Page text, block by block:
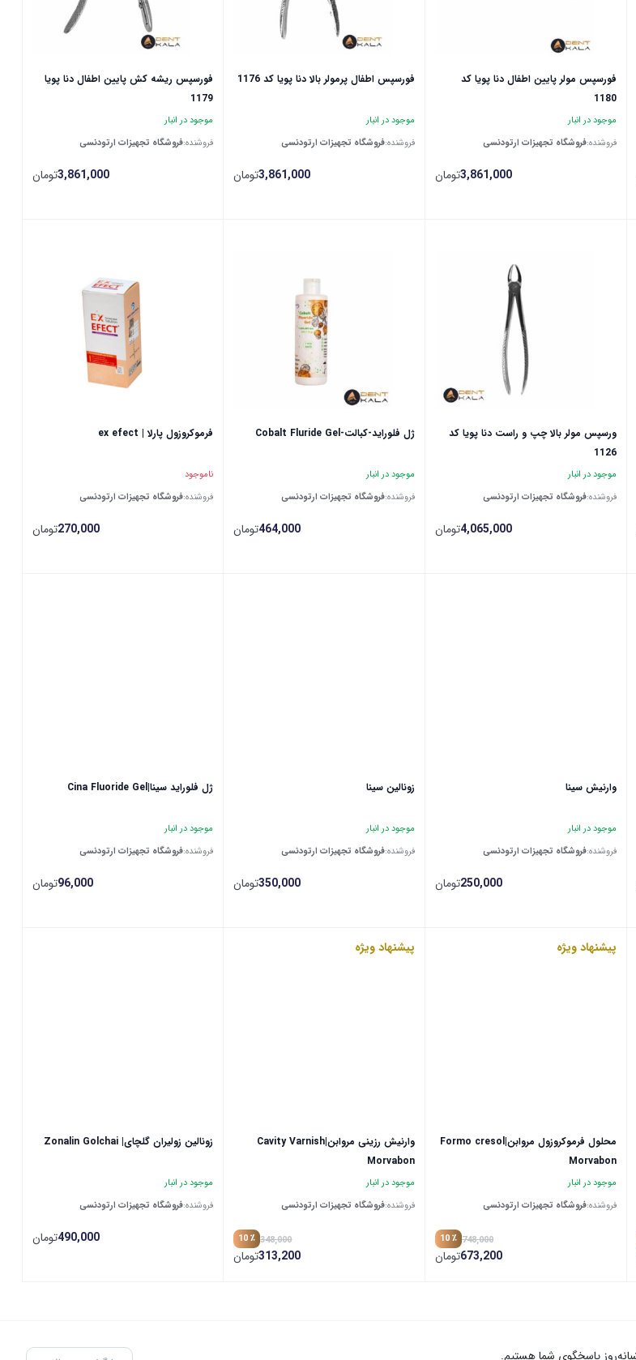
فورسپس‌ مولر پایین اطفال‌ دنا پویا کد
1180
موجود در انبار
فروشنده:فروشگاه تجهیزات ارتودنسی
3,861,000تومان
فورسپس اطفال ‌پرمولر بالا ‌دنا پویا کد 1176
موجود در انبار
فروشنده:فروشگاه تجهیزات ارتودنسی
3,861,000تومان
فورسپس ریشه کش پایین اطفال دنا پویا
1179
موجود در انبار
فروشنده:فروشگاه تجهیزات ارتودنسی
3,861,000تومان
ورسپس مولر بالا چپ و راست دنا پویا کد
1126
موجود در انبار
فروشنده:فروشگاه تجهیزات ارتودنسی
4,065,000تومان
ژل فلوراید-کبالت-Cobalt Fluride Gel
موجود در انبار
فروشنده:فروشگاه تجهیزات ارتودنسی
464,000تومان
فرموکروزول پارلا | ex efect
ناموجود
فروشنده:فروشگاه تجهیزات ارتودنسی
270,000تومان
وارنیش سینا
موجود در انبار
فروشنده:فروشگاه تجهیزات ارتودنسی
250,000تومان
زونالین سینا
موجود در انبار
فروشنده:فروشگاه تجهیزات ارتودنسی
350,000تومان
ژل فلوراید سینا|Cina Fluoride Gel
موجود در انبار
فروشنده:فروشگاه تجهیزات ارتودنسی
96,000تومان
پیشنهاد ویژه
محلول فرموکروزول مروابن|Formo cresol
Morvabon
موجود در انبار
فروشنده:فروشگاه تجهیزات ارتودنسی
748,000 ٪ 10
673,200تومان
پیشنهاد ویژه
وارنیش رزینی مروابن|Cavity Varnish
Morvabon
موجود در انبار
فروشنده:فروشگاه تجهیزات ارتودنسی
348,000 ٪ 10
313,200تومان
زونالین زولیران گلچای| Zonalin Golchai
موجود در انبار
فروشنده:فروشگاه تجهیزات ارتودنسی
490,000تومان